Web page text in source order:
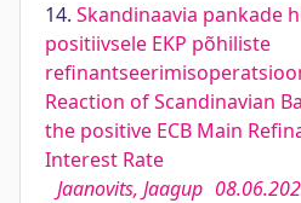
14. Skandinaavia pankade
positiivsele EKP põhiliste
Reaction of Scandinavian
the positive ECB Main
Interest Rate
Jaanovits, Jaagup